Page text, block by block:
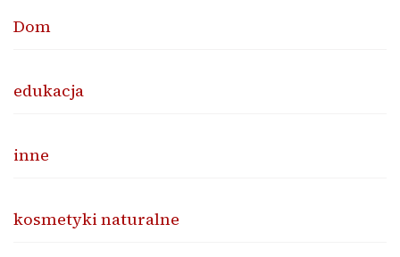
Dom
edukacja
inne
kosmetyki naturalne